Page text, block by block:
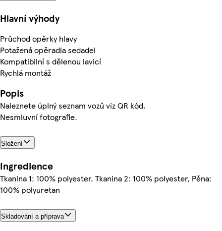
Hlavní výhody
Průchod opěrky hlavy
Potažená opěradla sedadel
Kompatibilní s dělenou lavicí
Rychlá montáž
Popis
Naleznete úplný seznam vozů viz QR kód.
Nesmluvní fotografie.
Složení
Ingredience
Tkanina 1: 100% polyester, Tkanina 2: 100% polyester, Pěna:
100% polyuretan
Skladování a příprava